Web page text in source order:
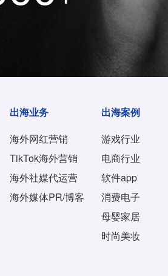
出海业务
海外网红营销
TikTok海外营销
海外社媒代运营
海外媒体PR/博客
出海案例
游戏行业
电商行业
软件app
消费电子
母婴家居
时尚美妆